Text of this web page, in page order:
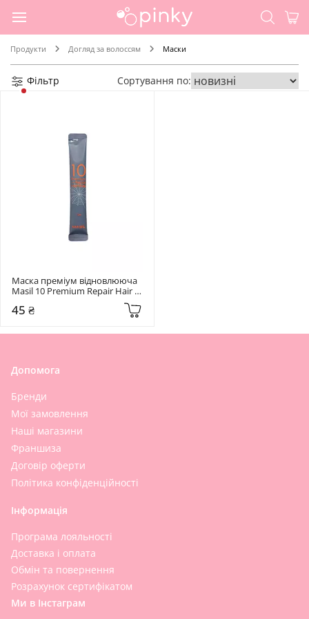
Продукти Догляд за волоссям Маски
Фільтр Сортування по:
Маска преміум відновлююча
Masil 10 Premium Repair Hair
45 ₴
Допомога
Бренди
Мої замовлення
Наші магазини
Франшиза
Договір оферти
Політика конфіденційності
Інформація
Програма лояльності
Доставка і оплата
Обмін та повернення
Розрахунок сертифікатом
Ми в Інстаграм